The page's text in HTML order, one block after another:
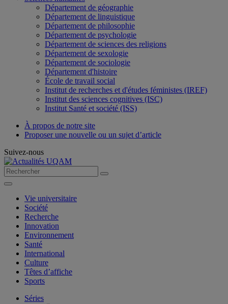
Département de géographie
Département de linguistique
Département de philosophie
Département de psychologie
Département de sciences des religions
Département de sexologie
Département de sociologie
Département d'histoire
École de travail social
Institut de recherches et d'études féministes (IREF)
Institut des sciences cognitives (ISC)
Institut Santé et société (ISS)
À propos de notre site
Proposer une nouvelle ou un sujet d’article
Suivez-nous
Vie universitaire
Société
Recherche
Innovation
Environnement
Santé
International
Culture
Têtes d’affiche
Sports
Séries